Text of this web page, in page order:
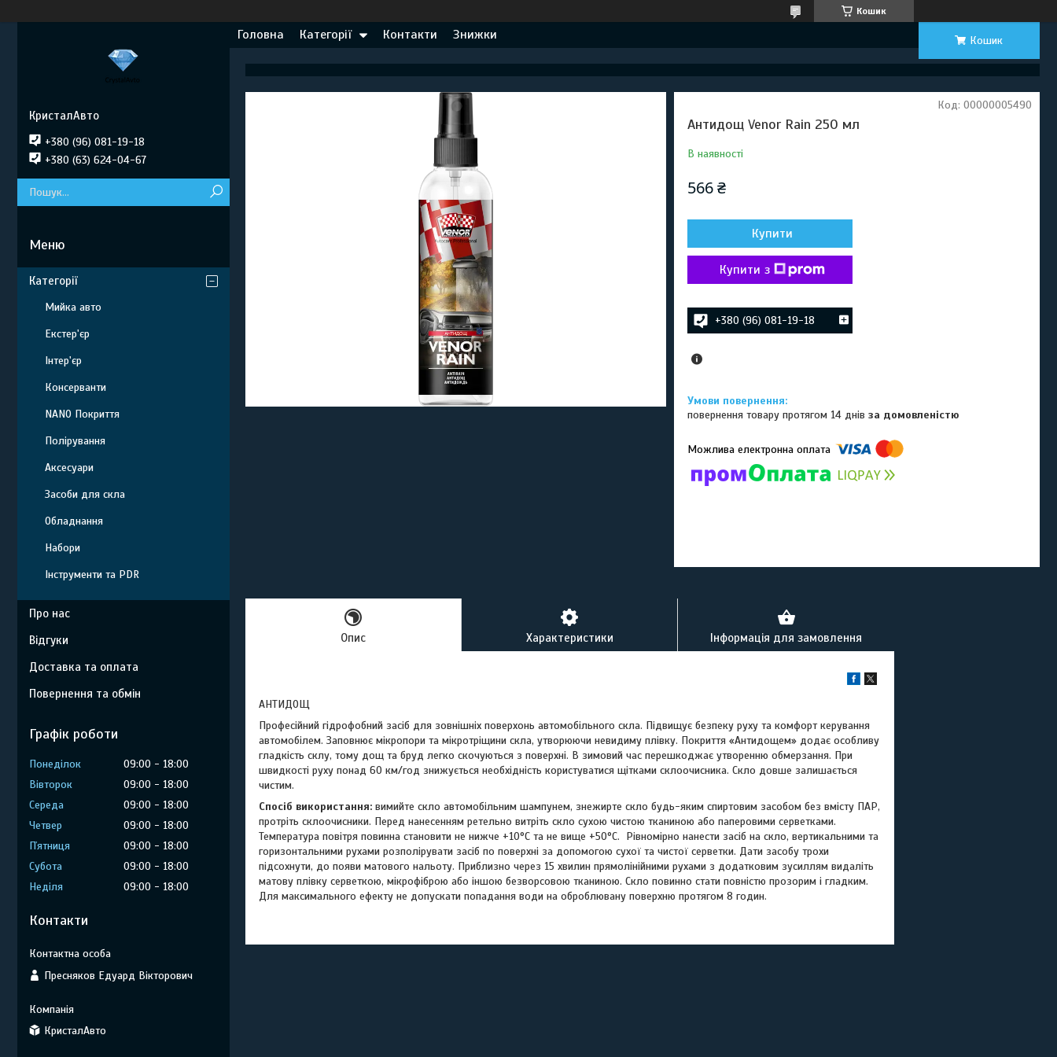
Кошик
Головна Категорії Контакти Знижки Кошик
Антидощ Venor Rain 250 мл
В наявності
Код: 00000005490
566 ₴
Купити
Купити з
+380 (96) 081-19-18
повернення товару протягом 14 днівза домовленістю
Опис Характеристики Інформація для замовлення
АНТИДОЩ
Професійний гідрофобний засіб для зовнішніх поверхонь автомобільного скла. Підвищує безпеку руху та комфорт керування
автомобілем. Заповнює мікропори та мікротріщини скла, утворюючи невидиму плівку. Покриття «Антидощем» додає особливу
гладкість склу, тому дощ та бруд легко скочуються з поверхні. В зимовий час перешкоджає утворенню обмерзання. При
швидкості руху понад 60 км/год знижується необхідність користуватися щітками склоочисника. Скло довше залишається
чистим.
Спосіб використання: вимийте скло автомобільним шампунем, знежирте скло будь-яким спиртовим засобом без вмісту ПАР,
протріть склоочисники. Перед нанесенням ретельно витріть скло сухою чистою тканиною або паперовими серветками.
Температура повітря повинна становити не нижче +10°С та не вище +50°С. Рівномірно нанести засіб на скло, вертикальними та
горизонтальними рухами розполірувати засіб по поверхні за допомогою сухої та чистої серветки. Дати засобу трохи
підсохнути, до появи матового нальоту. Приблизно через 15 хвилин прямолінійними рухами з додатковим зусиллям видаліть
матову плівку серветкою, мікрофіброю або іншою безворсовою тканиною. Скло повинно стати повністю прозорим і гладким.
Для максимального ефекту не допускати попадання води на оброблювану поверхню протягом 8 годин.
КристалАвто
+380 (96) 081-19-18
+380 (63) 624-04-67
Категорії
Мийка авто
Екстер'єр
Інтер'єр
Консерванти
NANO Покриття
Полірування
Аксесуари
Засоби для скла
Обладнання
Набори
Інструменти та PDR
Про нас
Відгуки
Доставка та оплата
Повернення та обмін
Графік роботи
Понеділок 09:00
18:00
Вівторок
09:00
18:00
Середа
09:00
18:00
Четвер
09:00
18:00
Пʼятниця
09:00
18:00
Субота
09:00
18:00
Неділя
09:00 18:00
Контакти
Пресняков Едуард Вікторович
КристалАвто